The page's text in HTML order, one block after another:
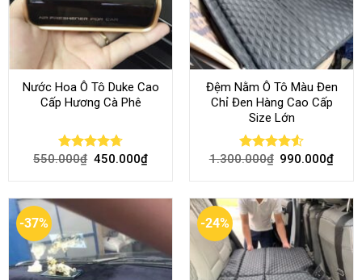
Nước Hoa Ô Tô Duke Cao
Cấp Hương Cà Phê
Rated4.70
550.000₫ 450.000₫
Đệm Nằm Ô Tô Màu Đen
Chỉ Đen Hàng Cao Cấp
Size Lớn
Rated 4.54
1.300.000₫ 990.000₫
-37% -24%